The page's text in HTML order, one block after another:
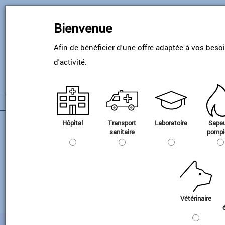
Passer
Bienvenue
Afin de bénéficier d'une offre adaptée à vos
d'activité.
Hôpital
Transport
sanitaire
Laboratoire
Vétérinaire
Le statut réglementaire des
mélanges de gaz pour EFR évolue.